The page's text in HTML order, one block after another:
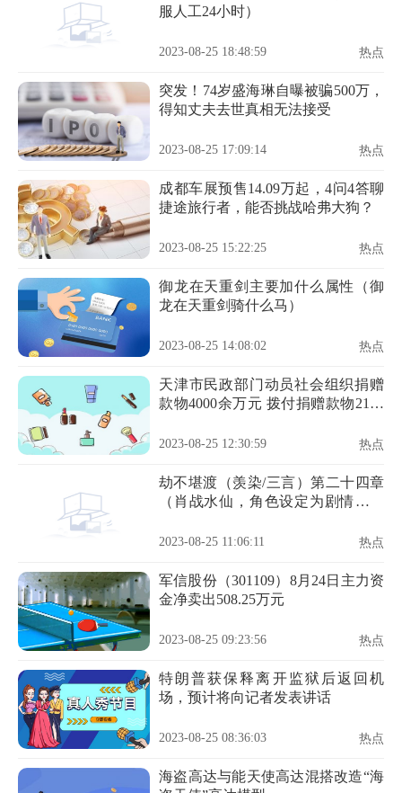
服人工24小时）
2023-08-25 18:48:59 热点
突发！74岁盛海琳自曝被骗500万，
得知丈夫去世真相无法接受
2023-08-25 17:09:14 热点
成都车展预售14.09万起，4问4答聊
捷途旅行者，能否挑战哈弗大狗？
2023-08-25 15:22:25 热点
御龙在天重剑主要加什么属性（御
龙在天重剑骑什么马）
2023-08-25 14:08:02 热点
天津市民政部门动员社会组织捐赠
款物4000余万元 拨付捐赠款物2100
2023-08-25 12:30:59 热点
劫不堪渡（羡染/三言）第二十四章
（肖战水仙，角色设定为剧情，勿
2023-08-25 11:06:11 热点
军信股份（301109）8月24日主力资
金净卖出508.25万元
2023-08-25 09:23:56 热点
特朗普获保释离开监狱后返回机
场，预计将向记者发表讲话
2023-08-25 08:36:03 热点
海盗高达与能天使高达混搭改造“海